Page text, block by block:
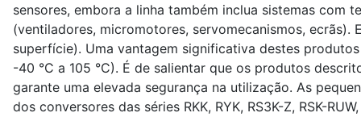
sensores, embora a linha também inclua sistemas com
(ventiladores, micromotores, servomecanismos, ecrãs).
superfície). Uma vantagem significativa destes
-40 °C a 105 °C). É de salientar que os produtos
garante uma elevada segurança na utilização. As
dos conversores das séries RKK, RYK, RS3K-Z, RSK-